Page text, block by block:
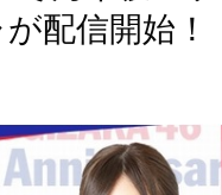
配信開始！